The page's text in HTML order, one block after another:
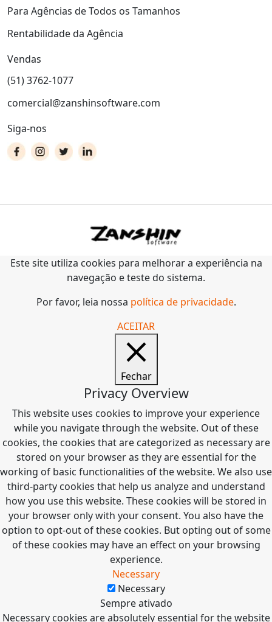
Para Agências de Todos os Tamanhos
Rentabilidade da Agência
Vendas
(51) 3762-1077
comercial@zanshinsoftware.com
Siga-nos
Este site utiliza cookies para melhorar a experiência na
navegação e teste do sistema.
Por favor, leia nossa política de privacidade.
ACEITAR
Fechar
Privacy Overview
This website uses cookies to improve your experience
while you navigate through the website. Out of these
cookies, the cookies that are categorized as necessary are
stored on your browser as they are essential for the
working of basic functionalities of the website. We also use
third-party cookies that help us analyze and understand
how you use this website. These cookies will be stored in
your browser only with your consent. You also have the
option to opt-out of these cookies. But opting out of some
of these cookies may have an effect on your browsing
experience.
Necessary
Necessary
Sempre ativado
Necessary cookies are absolutely essential for the website